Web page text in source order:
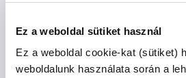
Ez a weboldal sütiket használ
Ez a weboldal cookie-kat (sütiket)
weboldalunk használata során a